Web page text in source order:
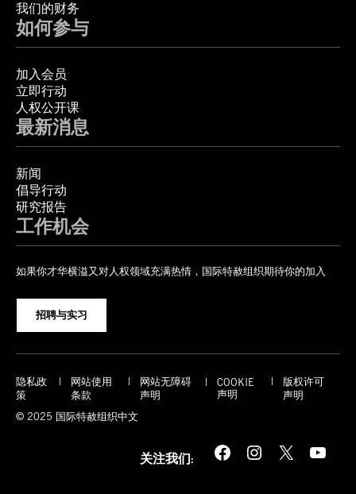
我们的财务
如何参与
加入会员
立即行动
人权公开课
最新消息
新闻
倡导行动
研究报告
工作机会
如果你才华横溢又对人权领域充满热情，国际特赦组织期待你的加入
招聘与实习
隐私政
策
网站使用
条款
网站无障碍
声明
COOKIE
声明
版权许可
声明
© 2025 国际特赦组织中文
关注我们: Facebook Instagram X YouTube